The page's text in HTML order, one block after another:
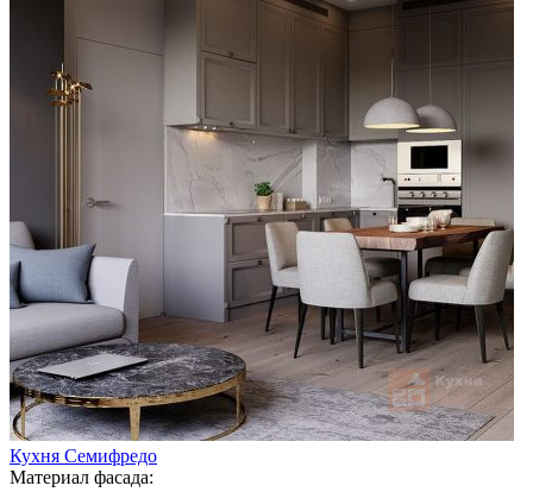
Кухня Семифредо
Материал фасада: